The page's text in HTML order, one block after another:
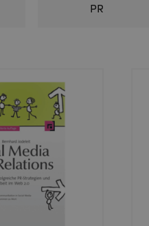
PR